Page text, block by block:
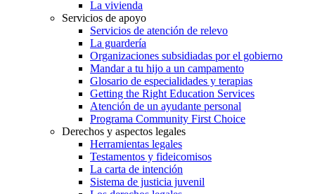
La vivienda
Servicios de apoyo
Servicios de atención de relevo
La guardería
Organizaciones subsidiadas por el gobierno
Mandar a tu hijo a un campamento
Glosario de especialidades y terapias
Getting the Right Education Services
Atención de un ayudante personal
Programa Community First Choice
Derechos y aspectos legales
Herramientas legales
Testamentos y fideicomisos
La carta de intención
Sistema de justicia juvenil